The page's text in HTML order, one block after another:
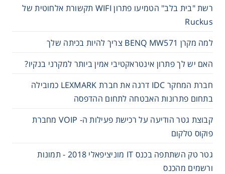
רשת "בית בלב" הטמיעו פתרון WIFI תקשורת אלחוטית של
Ruckus
למה מקרן BENQ MW571 צריך להיות בכיתה שלך
האם יש לך פתרון אינטראקטיבי אמין ביותר למקרני בנקיו?
חברת המחקר IDC דרגה את חברת LEXMARK כמובילה
בתחום פתרונות האבטחה לתחום ההדפסה
קבוצת גטר הודיעה על רכישת פעילות ה- VOIP מחברת
פוקוס טלקום
גטר טק השתתפה בכנס IT מוניציפאלי 2018 - תמונות
ורשמים מהכנס